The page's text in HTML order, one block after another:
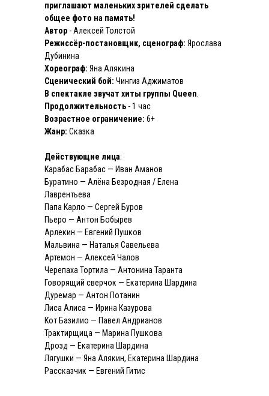
приглашают маленьких зрителей сделать
общее фото на память!
Автор - Алексей Толстой
Режиссёр-постановщик, сценограф: Ярослава
Дубинина
Хореограф: Яна Алякина
Сценический бой: Чингиз Аджиматов
В спектакле звучат хиты группы Queen
Продолжительность - 1 час
Возрастное ограничение: 6+
Жанр: Сказка
Действующие лица:
Карабас Барабас — Иван Аманов
Буратино — Алёна Безродная / Елена
Лаврентьева
Папа Карло — Сергей Буров
Пьеро — Антон Бобырев
Арлекин — Евгений Пушков
Мальвина — Наталья Савельева
Артемон — Алексей Чалов
Черепаха Тортила — Антонина Таранта
Говорящий сверчок — Екатерина Шардина
Дуремар — Антон Потанин
Лиса Алиса — Ирина Казурова
Кот Базилио — Павел Андрианов
Трактирщица — Марина Пушкова
Дрозд — Екатерина Шардина
Лягушки — Яна Алякин, Екатерина Шардина
Рассказчик — Евгений Гитис